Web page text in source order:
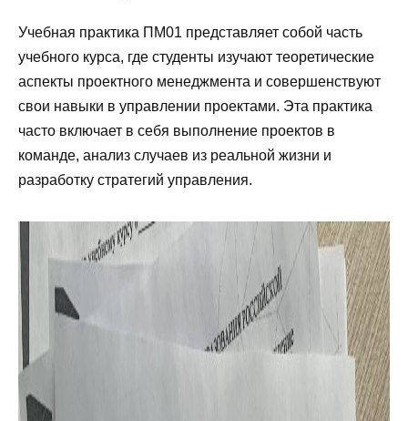
Учебная практика ПМ01 представляет собой часть
учебного курса, где студенты изучают теоретические
аспекты проектного менеджмента и совершенствуют
свои навыки в управлении проектами. Эта практика
часто включает в себя выполнение проектов в
команде, анализ случаев из реальной жизни и
разработку стратегий управления.